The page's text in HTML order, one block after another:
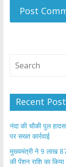
Recent
नंदा की चौकी पुल
पर सख्त कार्रवाई
मुख्यमंत्री ने 9 लाख
की पेंशन राशि का